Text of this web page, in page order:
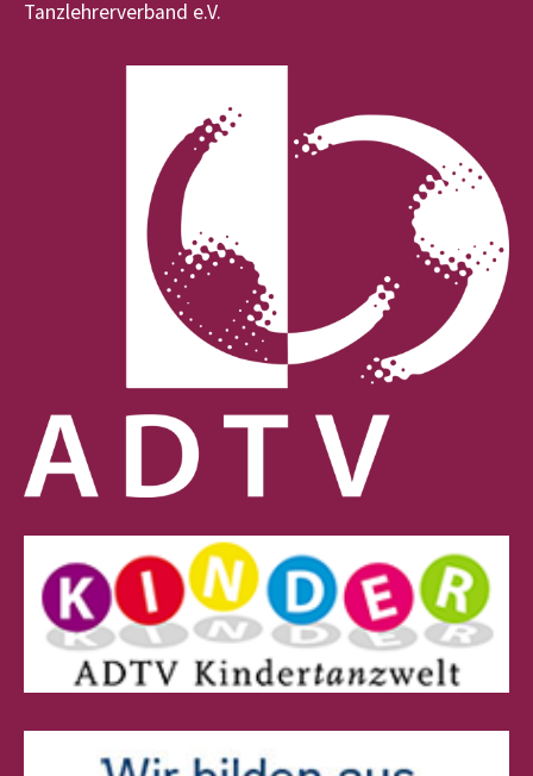
Tanzlehrerverband e.V.